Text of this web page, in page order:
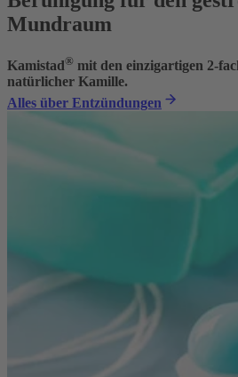
Mundraum
Kamistad® mit den einzigartigen 2-
natürlicher Kamille.
Alles über Entzündungen